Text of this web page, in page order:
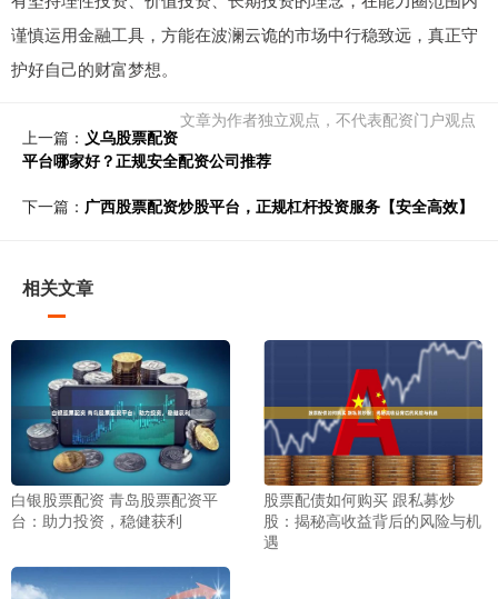
谨慎运用金融工具，方能在波澜云诡的市场中行稳致远，真正守
护好自己的财富梦想。
文章为作者独立观点，不代表配资门户观点
上一篇： 义乌股票配资
平台哪家好？正规安全配资公司推荐
下一篇： 广西股票配资炒股平台，正规杠杆投资服务【安全高效】
相关文章
白银股票配资 青岛股票配资平
台：助力投资，稳健获利
股票配债如何购买 跟私募炒
股：揭秘高收益背后的风险与机
遇